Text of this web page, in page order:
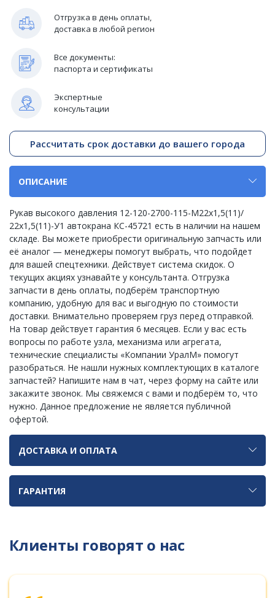
Отгрузка в день оплаты,
доставка в любой регион
Все документы:
паспорта и сертификаты
Экспертные
консультации
Рассчитать срок доставки до вашего города
ОПИСАНИЕ
Рукав высокого давления 12-120-2700-115-М22х1,5(11)/
22х1,5(11)-У1 автокрана КС-45721 есть в наличии на нашем
складе. Вы можете приобрести оригинальную запчасть или
её аналог — менеджеры помогут выбрать, что подойдет
для вашей спецтехники. Действует система скидок. О
текущих акциях узнавайте у консультанта. Отгрузка
запчасти в день оплаты, подберём транспортную
компанию, удобную для вас и выгодную по стоимости
доставки. Внимательно проверяем груз перед отправкой.
На товар действует гарантия 6 месяцев. Если у вас есть
вопросы по работе узла, механизма или агрегата,
технические специалисты «Компании УралМ» помогут
разобраться. Не нашли нужных комплектующих в каталоге
запчастей? Напишите нам в чат, через форму на сайте или
закажите звонок. Мы свяжемся с вами и подберём то, что
нужно. Данное предложение не является публичной
офертой.
ДОСТАВКА И ОПЛАТА
ГАРАНТИЯ
Клиенты говорят о нас